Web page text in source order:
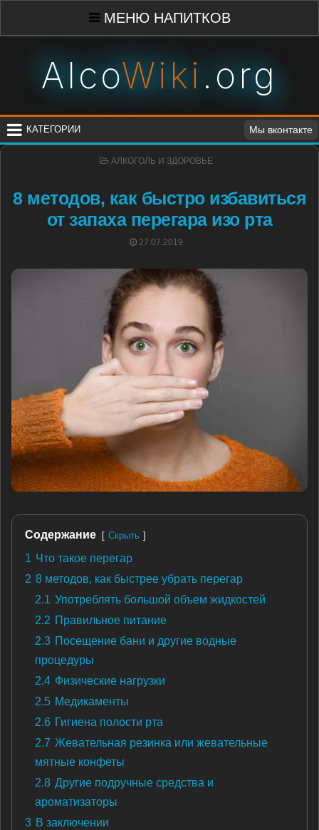
content
МЕНЮ НАПИТКОВ
AlcoWiki .org
КАТЕГОРИИ Мы вконтакте
POSTED
АЛКОГОЛЬ И ЗДОРОВЬЕ
8 методов, как быстро избавиться
от запаха перегара изо рта
POSTED
27.07.2019
Содержание Скрыть
1 Что такое перегар
2 8 методов, как быстрее убрать перегар
2.1 Употреблять большой объем жидкостей
2.2 Правильное питание
2.3 Посещение бани и другие водные
процедуры
2.4 Физические нагрузки
2.5 Медикаменты
2.6 Гигиена полости рта
2.7 Жевательная резинка или жевательные
мятные конфеты
2.8 Другие подручные средства и
ароматизаторы
3 В заключении